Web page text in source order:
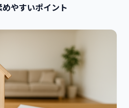
やすいポイント